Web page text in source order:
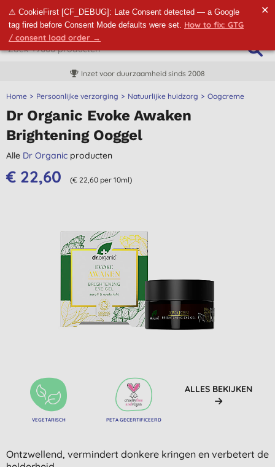
⚠ CookieFirst [CF_DEBUG]: Late Consent detected — a Google
tag fired before Consent Mode defaults were set. How to fix: GTG
/ consent load order →
✕
Inzet voor duurzaamheid sinds 2008
Home Persoonlijke verzorging Natuurlijke huidzorg Oogcreme
Dr Organic Evoke Awaken
Brightening Ooggel
Alle Dr Organic producten
€ 22,60 (€ 22,60 per 10ml)
VEGETARISCH PETA GECERTIFICEERD
ALLES BEKIJKEN
Ontzwellend, vermindert donkere kringen en verbetert de